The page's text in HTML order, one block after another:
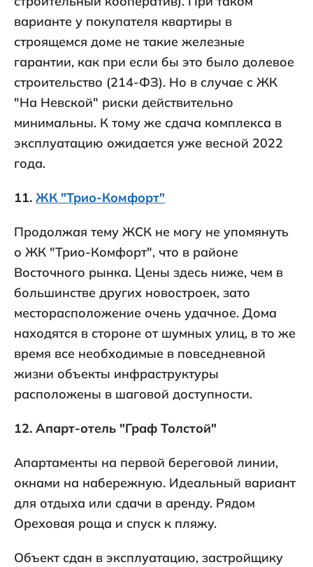
варианте у покупателя квартиры в
строящемся доме не такие железные
гарантии, как при если бы это было долевое
строительство (214-ФЗ). Но в случае с ЖК
"На Невской" риски действительно
минимальны. К тому же сдача комплекса в
эксплуатацию ожидается уже весной 2022
года.
11. ЖК "Трио-Комфорт"
Продолжая тему ЖСК не могу не упомянуть
о ЖК "Трио-Комфорт", что в районе
Восточного рынка. Цены здесь ниже, чем в
большинстве других новостроек, зато
месторасположение очень удачное. Дома
находятся в стороне от шумных улиц, в то же
время все необходимые в повседневной
жизни объекты инфраструктуры
расположены в шаговой доступности.
12. Апарт-отель "Граф Толстой"
Апартаменты на первой береговой линии,
окнами на набережную. Идеальный вариант
для отдыха или сдачи в аренду. Рядом
Ореховая роща и спуск к пляжу.
Объект сдан в эксплуатацию, застройщику